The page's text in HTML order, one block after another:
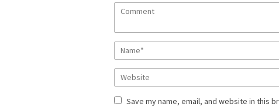
Save my name, email, and website in this